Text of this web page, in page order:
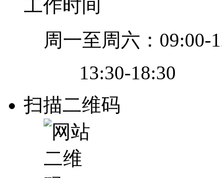
工作时间
周一至周六：09:00-
13:30-18:30
扫描二维码